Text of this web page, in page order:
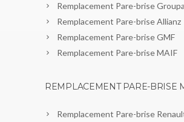
Remplacement Pare-brise
Remplacement Pare-brise Allianz
Remplacement Pare-brise GMF
Remplacement Pare-brise MAIF
REMPLACEMENT PARE-BRISE
Remplacement Pare-brise